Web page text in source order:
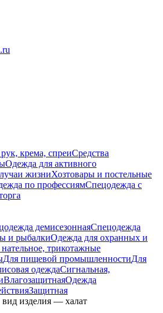
крема, спреиСредства
Одежда для активного
жизниХозтовары и постельные
по профессиямСпецодежда с
демисезоннаяСпецодежда
и рыбалкиОдежда для охранных и
нательное, трикотажные
Для пищевой промышленностиДля
одеждаСигнальная,
ВлагозащитнаяОдежда
Защитная
изделия — халат